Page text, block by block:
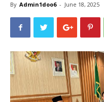
By Admin1doo6 - June 18, 2025